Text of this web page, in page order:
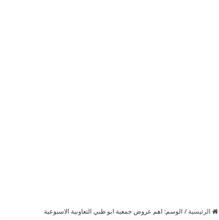
الرئيسية / الوسم: اهم عروض جمعية ابو ظبي التعاونية الاسبوعية